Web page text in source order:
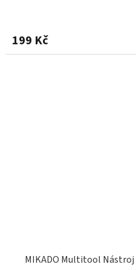
199 Kč
MIKADO Multitool Nástroj